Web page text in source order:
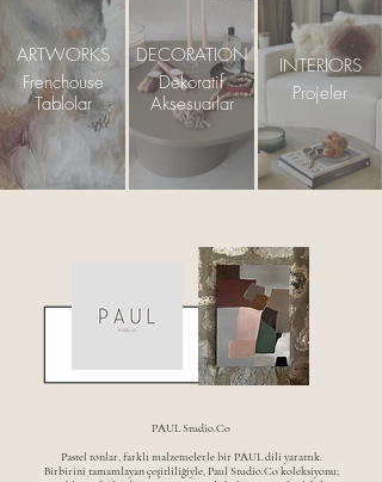
ARTWORKS
Frenchouse
Tablolar
DECORATION
Dekoratif
Aksesuarlar
INTERIORS
Projeler
PAUL Studio.Co
Pastel tonlar, farklı malzemelerle bir PAUL dili yarattık.
Birbirini tamamlayan çeşitliliğiyle, Paul Studio.Co koleksiyonu;